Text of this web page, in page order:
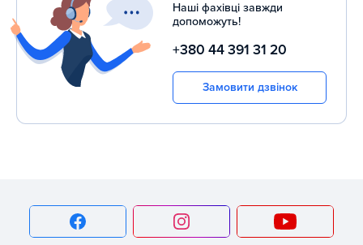
Наші фахівці завжди
допоможуть!
+380 44 391 31 20
Замовити дзвінок